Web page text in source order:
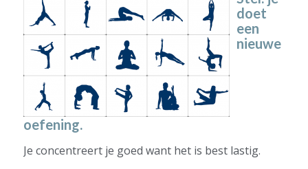
doet
een
nieuwe
oefening.
Je concentreert je goed want het is best lastig.